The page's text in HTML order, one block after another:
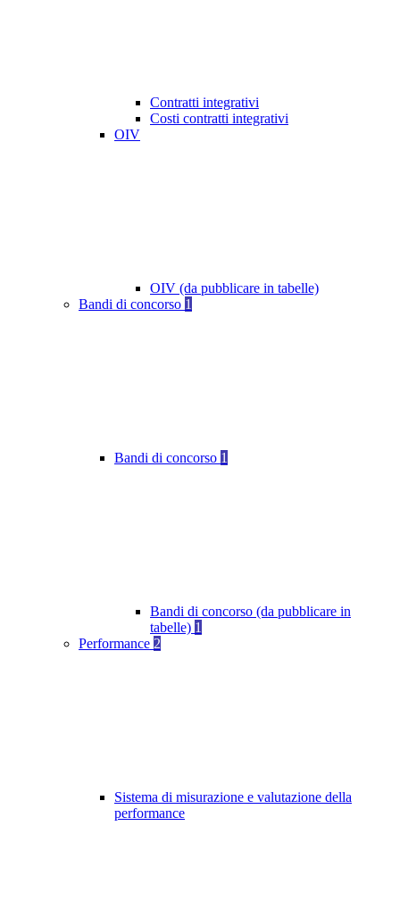
Contratti integrativi
Costi contratti integrativi
OIV
OIV (da pubblicare in tabelle)
Bandi di concorso 1
Bandi di concorso 1
Bandi di concorso (da pubblicare in
tabelle) 1
Performance 2
Sistema di misurazione e valutazione della
performance